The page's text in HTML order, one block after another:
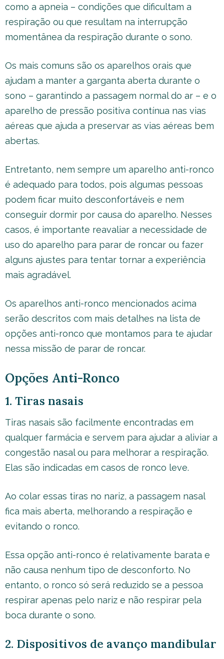
como a apneia – condições que dificultam a
respiração ou que resultam na interrupção
momentânea da respiração durante o sono.
Os mais comuns são os aparelhos orais que
ajudam a manter a garganta aberta durante o
sono – garantindo a passagem normal do ar – e o
aparelho de pressão positiva contínua nas vias
aéreas que ajuda a preservar as vias aéreas bem
abertas.
Entretanto, nem sempre um aparelho anti-ronco
é adequado para todos, pois algumas pessoas
podem ficar muito desconfortáveis e nem
conseguir dormir por causa do aparelho. Nesses
casos, é importante reavaliar a necessidade de
uso do aparelho para parar de roncar ou fazer
alguns ajustes para tentar tornar a experiência
mais agradável.
Os aparelhos anti-ronco mencionados acima
serão descritos com mais detalhes na lista de
opções anti-ronco que montamos para te ajudar
nessa missão de parar de roncar.
Opções Anti-Ronco
1. Tiras nasais
Tiras nasais são facilmente encontradas em
qualquer farmácia e servem para ajudar a aliviar a
congestão nasal ou para melhorar a respiração.
Elas são indicadas em casos de ronco leve.
Ao colar essas tiras no nariz, a passagem nasal
fica mais aberta, melhorando a respiração e
evitando o ronco.
Essa opção anti-ronco é relativamente barata e
não causa nenhum tipo de desconforto. No
entanto, o ronco só será reduzido se a pessoa
respirar apenas pelo nariz e não respirar pela
boca durante o sono.
2. Dispositivos de avanço mandibular